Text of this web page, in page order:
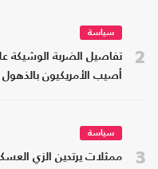
2
سياسة
تفاصيل الضربة الوشيكة
أصيب الأمريكيون بالذهول
3
سياسة
ممثلات يرتدين الزي